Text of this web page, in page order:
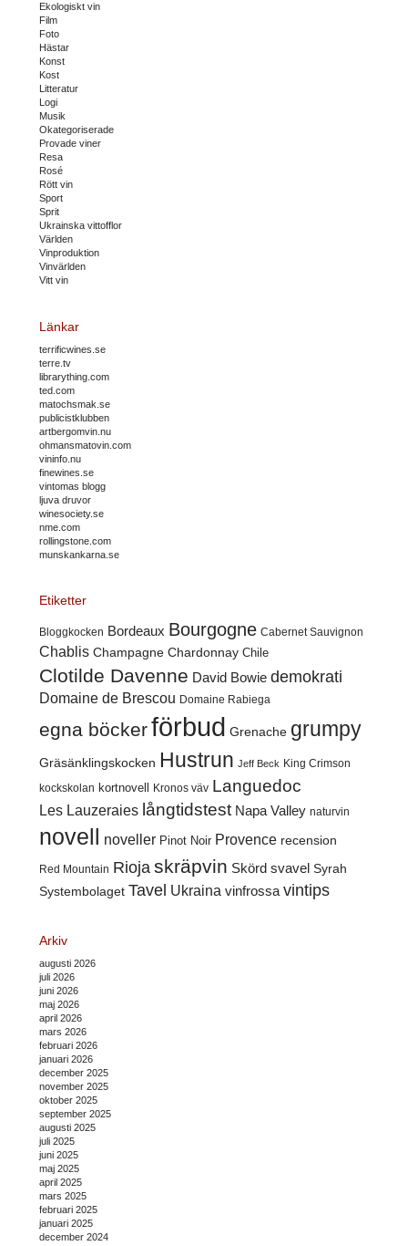
Ekologiskt vin
Film
Foto
Hästar
Konst
Kost
Litteratur
Logi
Musik
Okategoriserade
Provade viner
Resa
Rosé
Rött vin
Sport
Sprit
Ukrainska vittofflor
Världen
Vinproduktion
Vinvärlden
Vitt vin
Länkar
terrificwines.se
terre.tv
librarything.com
ted.com
matochsmak.se
publicistklubben
artbergomvin.nu
ohmansmatovin.com
vininfo.nu
finewines.se
vintomas blogg
ljuva druvor
winesociety.se
nme.com
rollingstone.com
munskankarna.se
Etiketter
Bloggkocken Bordeaux Bourgogne Cabernet Sauvignon
Chablis Champagne Chardonnay Chile
Clotilde Davenne David Bowie demokrati
Domaine de Brescou Domaine Rabiega
egna böckerförbud Grenache grumpy
Gräsänklingskocken Hustrun Jeff Beck King Crimson
kockskolan kortnovell Kronos väv Languedoc
Les Lauzeraies långtidstest Napa Valley naturvin
novell noveller Pinot Noir Provence recension
Red Mountain Rioja skräpvin Skörd svavel Syrah
Systembolaget Tavel Ukraina vinfrossa vintips
Arkiv
augusti 2026
juli 2026
juni 2026
maj 2026
april 2026
mars 2026
februari 2026
januari 2026
december 2025
november 2025
oktober 2025
september 2025
augusti 2025
juli 2025
juni 2025
maj 2025
april 2025
mars 2025
februari 2025
januari 2025
december 2024